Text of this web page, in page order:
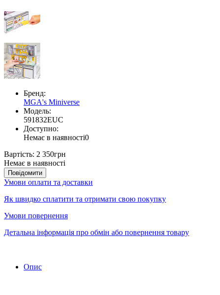
Бренд:
MGA's Miniverse
Модель:
591832EUC
Доступно:
Немає в наявності0
Вартість: 2 350грн
Немає в наявності
Повідомити
Умови оплати та доставки
Як швидко сплатити та отримати свою покупку
Умови повернення
Детальна інформація про обмін або повернення товару
Опис